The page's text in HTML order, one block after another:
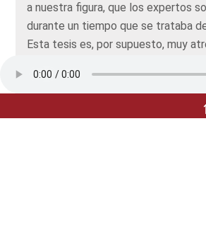
a nuestra figura, que los expertos
durante un tiempo que se trataba
Esta tesis es, por supuesto, muy
que estos ídolos no eran nativos de
de la región de Solms, sino que
Anatolia. Luego recorrieron estas